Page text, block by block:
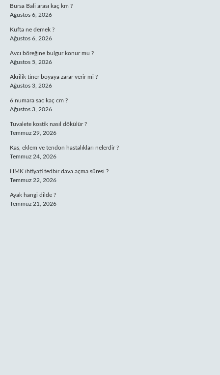
Bursa Bali arası kaç km ?
Ağustos 6, 2026
Kufta ne demek ?
Ağustos 6, 2026
Avcı böreğine bulgur konur mu ?
Ağustos 5, 2026
Akrilik tiner boyaya zarar verir mi ?
Ağustos 3, 2026
6 numara sac kaç cm ?
Ağustos 3, 2026
Tuvalete kostik nasıl dökülür ?
Temmuz 29, 2026
Kas, eklem ve tendon hastalıkları nelerdir ?
Temmuz 24, 2026
HMK ihtiyati tedbir dava açma süresi ?
Temmuz 22, 2026
Ayak hangi dilde ?
Temmuz 21, 2026